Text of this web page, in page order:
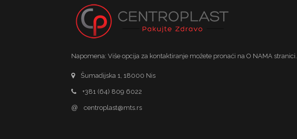
Napomena: Više opcija za kontaktiranje možete pronaći na O NAMA stranici.
Šumadijska 1, 18000 Nis
+381 (64) 809 6022
@ centroplast@mts.rs